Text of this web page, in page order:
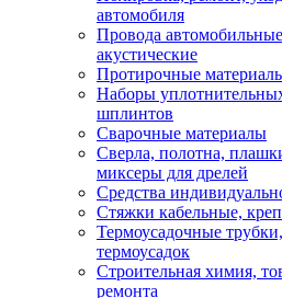
автомобиля
Провода
акустические
Протирочные
Наборы
шплинтов
Сварочные материалы
Сверла, полотна,
миксеры для дрелей
Средства
Стяжки кабельные,
Термоусадочные
термоусадок
Строительная химия,
ремонта